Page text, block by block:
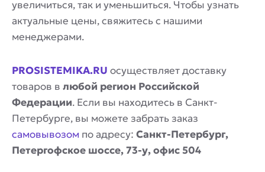
увеличиться, так и уменьшиться. Чтобы узнать
актуальные цены, свяжитесь с нашими
менеджерами.
PROSISTEMIKA.RU осуществляет доставку
товаров в любой регион Российской
Федерации. Если вы находитесь в Санкт-
Петербурге, вы можете забрать заказ
самовывозом по адресу: Санкт-Петербург,
Петергофское шоссе, 73-у, офис 504